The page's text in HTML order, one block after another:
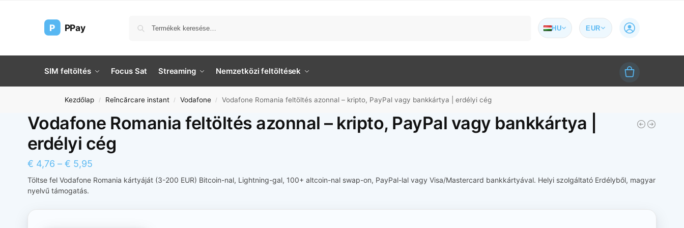
P PPay
HU
EUR
SIM feltöltés Focus Sat Streaming Nemzetközi feltöltések
Kezdőlap / Reîncărcare instant / Vodafone / Vodafone Romania feltöltés azonnal – kripto, PayPal vagy bankkártya | erdélyi cég
Vodafone Romania feltöltés azonnal – kripto, PayPal vagy bankkártya |
erdélyi cég
€ 4,76 – € 5,95
Töltse fel Vodafone Romania kártyáját (3-200 EUR) Bitcoin-nal, Lightning-gal, 100+ altcoin-nal swap-on, PayPal-lal vagy Visa/Mastercard bankkártyával. Helyi szolgáltató Erdélyből, magyar
nyelvű támogatás.